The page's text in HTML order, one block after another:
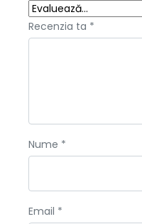
Recenzia ta *
Nume *
Email *